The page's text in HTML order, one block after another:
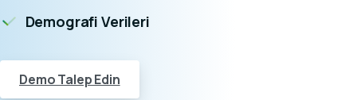
Demografi Verileri
Demo Talep Edin